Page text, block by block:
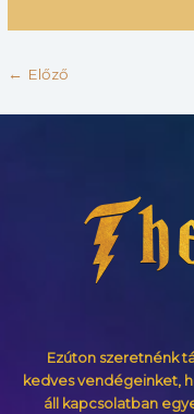
← Előző
Ezúton szeretnénk
kedves vendégeinket,
áll kapcsolatban